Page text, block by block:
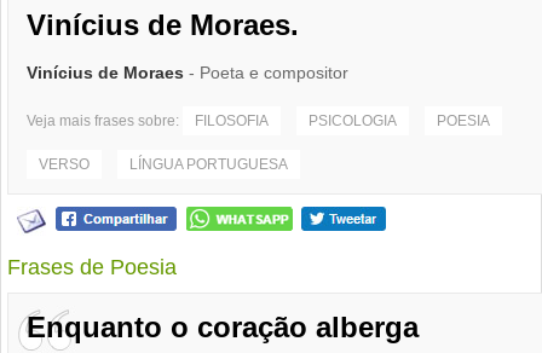
Vinícius de Moraes.
Vinícius de Moraes - Poeta e compositor
Veja mais frases sobre: FILOSOFIA PSICOLOGIA POESIA
VERSO LÍNGUA PORTUGUESA
Frases de Poesia
Enquanto o coração alberga